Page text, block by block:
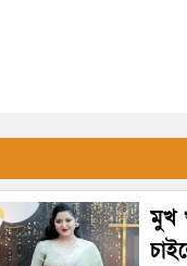
মুখ